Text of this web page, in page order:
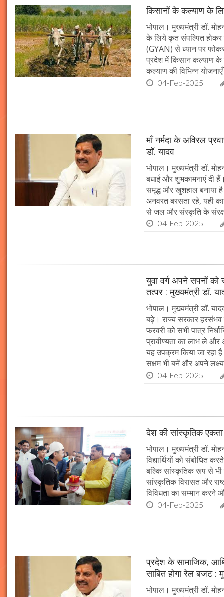
किसानों के कल्याण के
भोपाल। मुख्यमंत्री डॉ.
के लिये कृत संपल्पित होकर
(GYAN) से ध्यान पर
प्रदेश में किसान कल्याण के
कल्याण की विभिन्न
04-Feb-2025
माँ नर्मदा के अविरल
डॉ. यादव
भोपाल। मुख्यमंत्री डॉ.
बधाई और शुभकामनाएं दी
समृद्ध और खुशहाल बनाया
अनवरत बरसता रहे, यही
से जल और संस्कृति के
04-Feb-2025
युवा वर्ग अपने सपनों
तत्पर : मुख्यमंत्री डॉ.
भोपाल। मुख्यमंत्री डॉ.
बढ़े। राज्य सरकार
फरवरी को सभी पात्र
प्रावीण्यता का लाभ ले और
यह उपक्रम किया जा रहा
सक्षम भी बनें और अपने
04-Feb-2025
देश की सांस्कृतिक
भोपाल। मुख्यमंत्री डॉ.
विद्यार्थियों को संबोधित
बल्कि सांस्कृतिक रूप से भी
सांस्कृतिक विरासत और
विविधता का सम्मान
04-Feb-2025
प्रदेश के सामाजिक,
साबित होगा रेल बजट :
भोपाल। मुख्यमंत्री डॉ.